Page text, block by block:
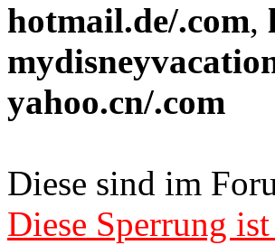
hotmail.de/.com,
yahoo.cn/.com
Diese sind im
Diese Sperrung